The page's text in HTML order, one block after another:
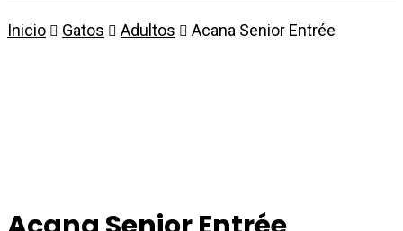
Inicio Gatos Adultos Acana Senior Entrée